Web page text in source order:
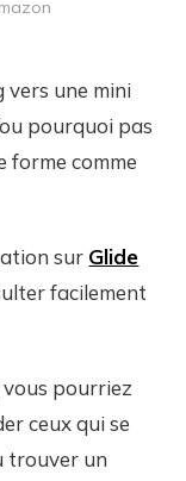
une mini
pourquoi pas
forme comme
sur Glide
facilement
vous pourriez
ceux qui se
trouver un